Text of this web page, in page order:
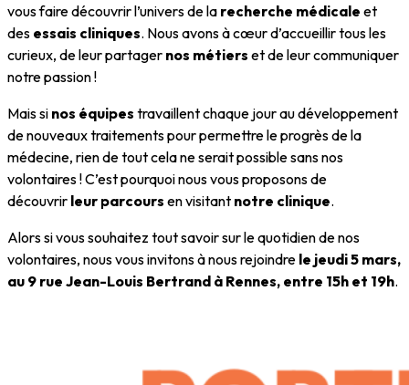
vous faire découvrir l’univers de la recherche médicale et
des essais cliniques. Nous avons à cœur d’accueillir tous les
curieux, de leur partager nos métiers et de leur communiquer
notre passion !
Mais si nos équipes travaillent chaque jour au développement
de nouveaux traitements pour permettre le progrès de la
médecine, rien de tout cela ne serait possible sans nos
volontaires ! C’est pourquoi nous vous proposons de
découvrir leur parcours en visitant notre clinique.
Alors si vous souhaitez tout savoir sur le quotidien de nos
volontaires, nous vous invitons à nous rejoindre le jeudi 5 mars,
au 9 rue Jean-Louis Bertrand à Rennes, entre 15h et 19h.